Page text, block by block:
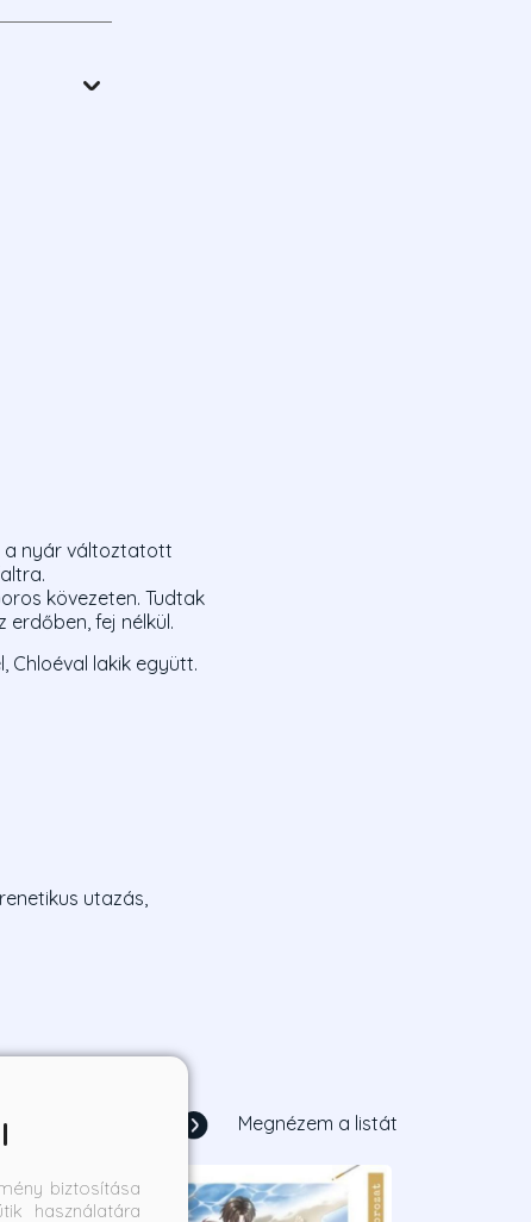
a nyár változtatott
kövezeten. Tudtak
fej nélkül.
Chloéval lakik együtt.
utazás,
Megnézem a listát
biztosítása
használatára